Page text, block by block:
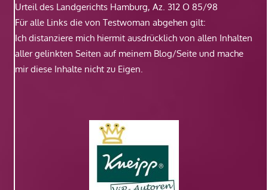
Urteil des Landgerichts Hamburg, Az. 312 O 85/98
Für alle Links die von Testwoman abgehen gilt:
Ich distanziere mich hiermit ausdrücklich von allen Inhalten
aller gelinkten Seiten auf meinem Blog/Seite und mache
mir diese Inhalte nicht zu Eigen.